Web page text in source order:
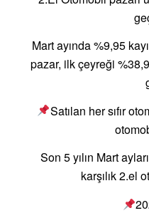
Mart ayında %9,95
pazar, ilk çeyreği
Satılan her sıfır
Son 5 yılın Mart
karşılık 2.el